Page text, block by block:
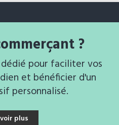
?
pour faciliter vos
et bénéficier d'un
personnalisé.
plus